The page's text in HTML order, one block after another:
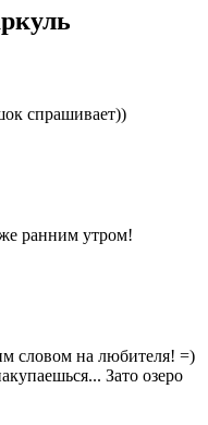
спрашивает))
ранним утром!
словом на любителя! =)
Зато озеро